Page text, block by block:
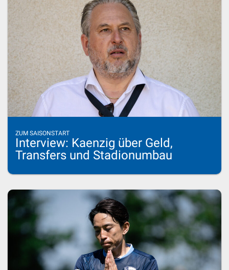
ZUM SAISONSTART
Interview: Kaenzig über Geld,
Transfers und Stadionumbau